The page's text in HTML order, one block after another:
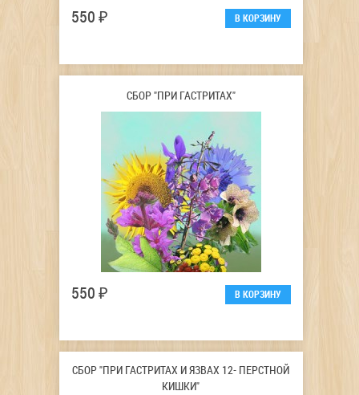
550 ₽
СБОР "ПРИ ГАСТРИТАХ"
550 ₽
СБОР "ПРИ ГАСТРИТАХ И ЯЗВАХ 12- ПЕРСТНОЙ
КИШКИ"